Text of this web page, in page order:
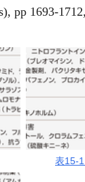
pp 1693-
表15-